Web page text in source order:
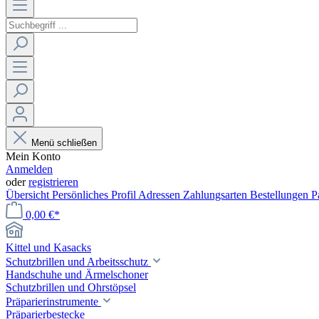
Menü schließen
Mein Konto
Anmelden
oderregistrieren
Übersicht Persönliches Profil Adressen Zahlungsarten Bestellungen
0,00 €*
Kittel und Kasacks
Schutzbrillen und Arbeitsschutz
Handschuhe und Ärmelschoner
Schutzbrillen und Ohrstöpsel
Präparierinstrumente
Präparierbestecke